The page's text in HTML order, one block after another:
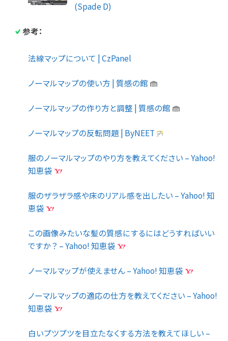
(Spade D)
参考：
法線マップについて | CzPanel
ノーマルマップの使い方 | 質感の館
ノーマルマップの作り方と調整 | 質感の館
ノーマルマップの反転問題 | ByNEET
服のノーマルマップのやり方を教えてください – Yahoo!
知恵袋
服のザラザラ感や床のリアル感を出したい – Yahoo! 知
恵袋
この画像みたいな髪の質感にするにはどうすればいい
ですか？ – Yahoo! 知恵袋
ノーマルマップが使えません – Yahoo! 知恵袋
ノーマルマップの適応の仕方を教えてください – Yahoo!
知恵袋
白いプツプツを目立たなくする方法を教えてほしい –